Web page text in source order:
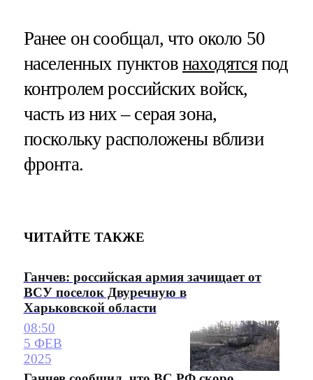
Ранее он сообщал, что около 50
населенных пунктовнаходятсяпод
контролем российских войск,
часть из них – серая зона,
поскольку расположены вблизи
фронта.
ЧИТАЙТЕ ТАКЖЕ
Ганчев: российская армия зачищает от
ВСУ поселок Двуречную в
Харьковской области
08:50
5 ФЕВ
2025